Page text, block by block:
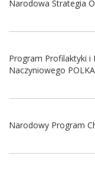
Narodowa Strategia
Program Profilaktyki i
Naczyniowego
Narodowy Program